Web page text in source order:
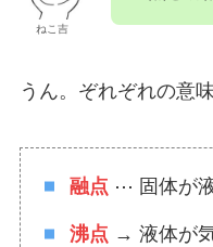
ねこ吉
うん。ぞれぞれの意
融点 ⋯ 固体が
沸点 → 液体が